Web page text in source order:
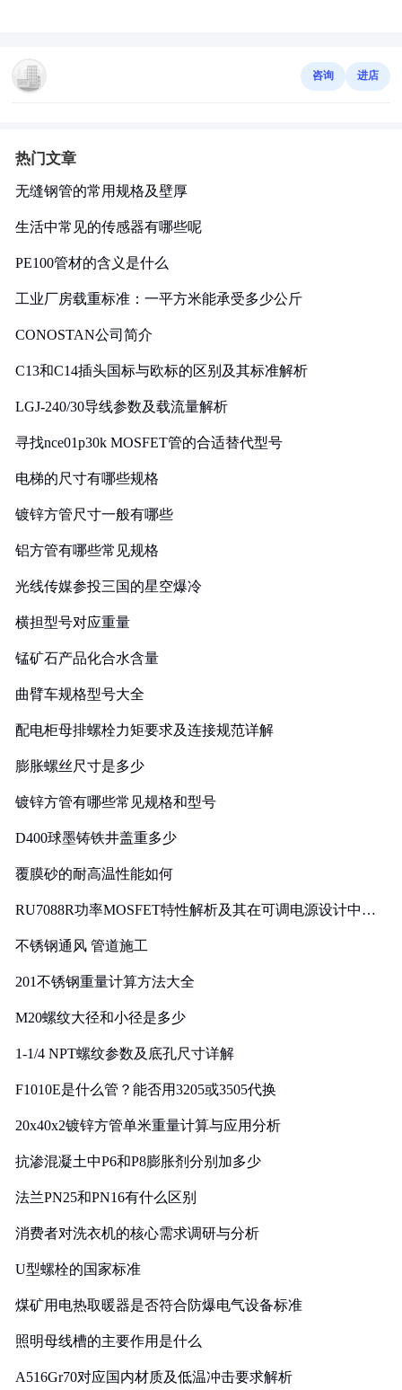
咨询 进店
热门文章
无缝钢管的常用规格及壁厚
生活中常见的传感器有哪些呢
PE100管材的含义是什么
工业厂房载重标准：一平方米能承受多少公斤
CONOSTAN公司简介
C13和C14插头国标与欧标的区别及其标准解析
LGJ-240/30导线参数及载流量解析
寻找nce01p30k MOSFET管的合适替代型号
电梯的尺寸有哪些规格
镀锌方管尺寸一般有哪些
铝方管有哪些常见规格
光线传媒参投三国的星空爆冷
横担型号对应重量
锰矿石产品化合水含量
曲臂车规格型号大全
配电柜母排螺栓力矩要求及连接规范详解
膨胀螺丝尺寸是多少
镀锌方管有哪些常见规格和型号
D400球墨铸铁井盖重多少
覆膜砂的耐高温性能如何
RU7088R功率MOSFET特性解析及其在可调电源设计中的
不锈钢通风 管道施工
201不锈钢重量计算方法大全
M20螺纹大径和小径是多少
1-1/4 NPT螺纹参数及底孔尺寸详解
F1010E是什么管？能否用3205或3505代换
20x40x2镀锌方管单米重量计算与应用分析
抗渗混凝土中P6和P8膨胀剂分别加多少
法兰PN25和PN16有什么区别
消费者对洗衣机的核心需求调研与分析
U型螺栓的国家标准
煤矿用电热取暖器是否符合防爆电气设备标准
照明母线槽的主要作用是什么
A516Gr70对应国内材质及低温冲击要求解析